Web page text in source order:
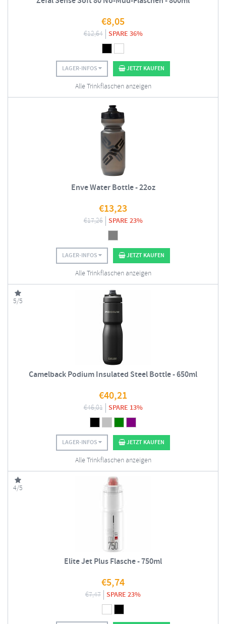
€8,05
€12,64 SPARE 36%
LAGER-INFOS JETZT KAUFEN
Alle Trinkflaschen anzeigen
Enve Water Bottle - 22oz
€13,23
€17,26 SPARE 23%
LAGER-INFOS JETZT KAUFEN
Alle Trinkflaschen anzeigen
5/5
Camelback Podium Insulated Steel Bottle - 650ml
€40,21
€46,01 SPARE 13%
LAGER-INFOS JETZT KAUFEN
Alle Trinkflaschen anzeigen
4/5
Elite Jet Plus Flasche - 750ml
€5,74
€7,47 SPARE 23%